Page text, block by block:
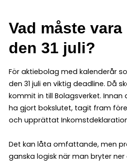
Vad måste
den 31 juli?
För aktiebolag med kalenderår
den 31 juli en viktig deadline. Då
kommit in till Bolagsverket.
ha gjort bokslutet, tagit fram
och upprättat
Det kan låta omfattande, men
ganska logisk när man bryter ner